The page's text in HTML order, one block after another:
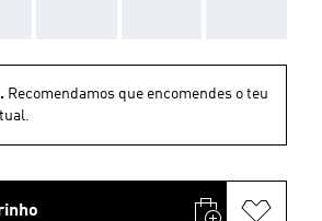
Recomendamos que encomendes o teu